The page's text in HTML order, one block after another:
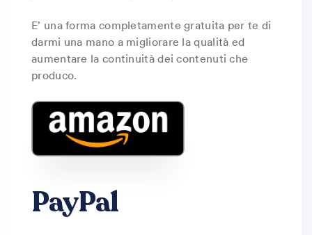
E’ una forma completamente gratuita per te di
darmi una mano a migliorare la qualità ed
aumentare la continuità dei contenuti che
produco.
PayPal